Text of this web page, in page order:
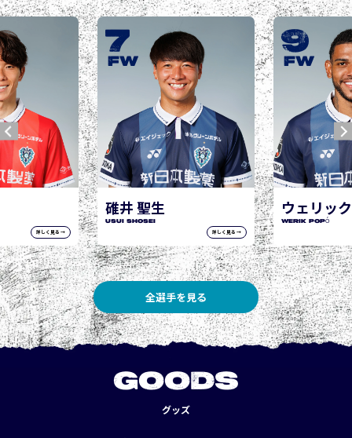
詳しく見る →
ウェリック ポポ
WERIK POPÓ
詳しく見る →
9
FW
城後 寿
JOGO Hisashi
10
FW
全選手を見る
GOODS
グッズ